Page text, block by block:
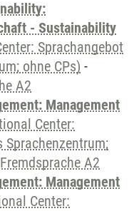
- Sustainability
Sprachangebot
ohne CPs) -
A2
Management
Center:
Sprachenzentrum;
A2
Management
Center: